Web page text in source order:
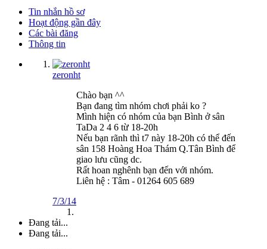
Tin nhắn hồ sơ
Hoạt động gần đây
Các bài đăng
Thông tin
zeronht
Chào bạn ^^
Bạn đang tìm nhóm chơi phải ko ?
Mình hiện có nhóm của bạn Bình ở sân
TaDa 2 4 6 từ 18-20h
Nếu bạn rãnh thì t7 này 18-20h có thể đến
sân 158 Hoàng Hoa Thám Q.Tân Bình để
giao lưu cũng dc.
Rất hoan nghênh bạn đến với nhóm.
Liên hệ : Tâm - 01264 605 689
7/3/14
Đang tải...
Đang tải...